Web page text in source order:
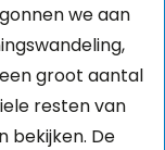
we aan
groot aantal
resten van
bekijken. De